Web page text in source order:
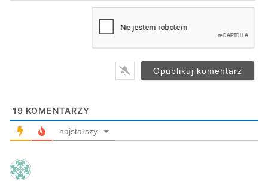
19 KOMENTARZY
najstarszy